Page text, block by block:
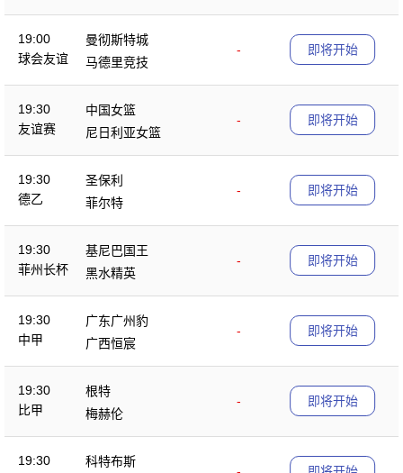
部
19:00
球会友谊
曼彻斯特城
-
马德里竞技
即将开始
19:30
友谊赛
中国女篮
-
尼日利亚女篮
即将开始
19:30
德乙
圣保利
-
菲尔特
即将开始
19:30
菲州长杯
基尼巴国王
-
黑水精英
即将开始
19:30
中甲
广东广州豹
-
广西恒宸
即将开始
19:30
比甲
根特
-
梅赫伦
即将开始
19:30
科特布斯